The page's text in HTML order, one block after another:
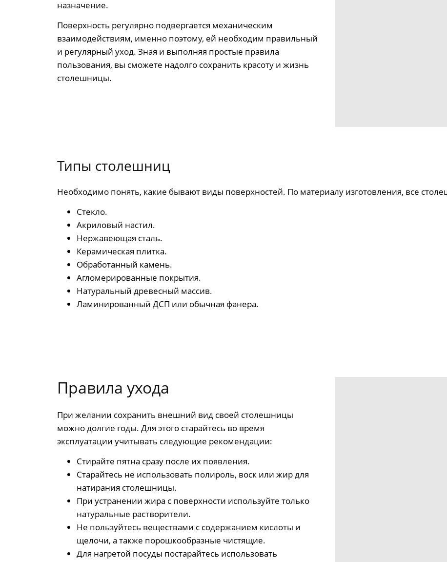
назначение.
Поверхность регулярно подвергается механическим
взаимодействиям, именно поэтому, ей необходим правильный
и регулярный уход. Зная и выполняя простые правила
пользования, вы сможете надолго сохранить красоту и жизнь
столешницы.
Типы столешниц
Необходимо понять, какие бывают виды поверхностей. По материалу изготовления, все
Стекло.
Акриловый настил.
Нержавеющая сталь.
Керамическая плитка.
Обработанный камень.
Агломерированные покрытия.
Натуральный древесный массив.
Ламинированный ДСП или обычная фанера.
Правила ухода
При желании сохранить внешний вид своей столешницы
можно долгие годы. Для этого старайтесь во время
эксплуатации учитывать следующие рекомендации:
Стирайте пятна сразу после их появления.
Старайтесь не использовать полироль, воск или жир для
натирания столешницы.
При устранении жира с поверхности используйте только
натуральные растворители.
Не пользуйтесь веществами с содержанием кислоты и
щелочи, а также порошкообразные чистящие.
Для нагретой посуды постарайтесь использовать